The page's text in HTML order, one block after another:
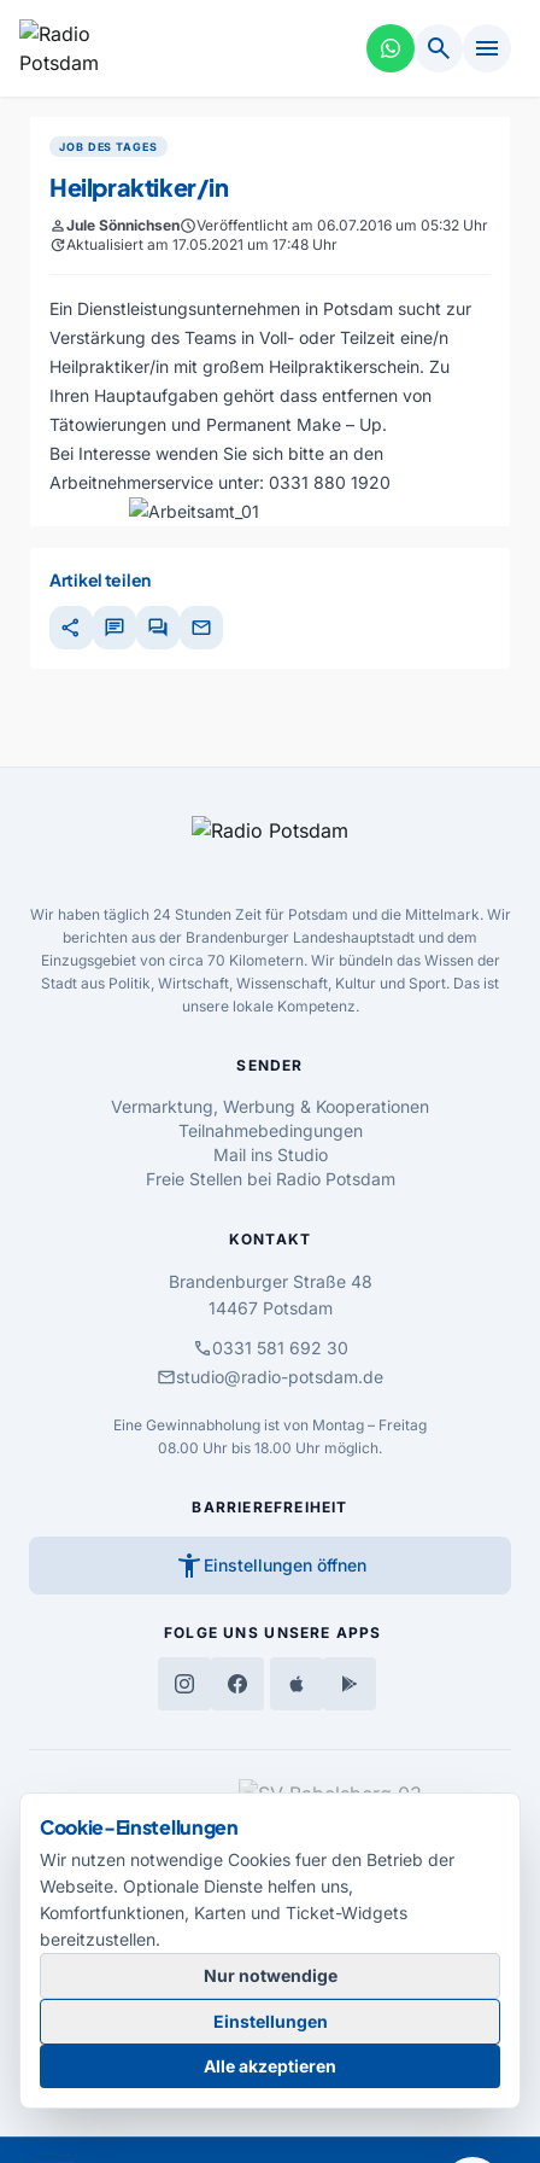
search menu
JOB DES TAGES
Heilpraktiker/in
personJule SönnichsenscheduleVeröffentlicht am 06.07.2016 um 05:32 Uhr
updateAktualisiert am 17.05.2021 um 17:48 Uhr
Ein Dienstleistungsunternehmen in Potsdam sucht zur
Verstärkung des Teams in Voll- oder Teilzeit eine/n
Heilpraktiker/in mit großem Heilpraktikerschein. Zu
Ihren Hauptaufgaben gehört dass entfernen von
Tätowierungen und Permanent Make – Up.
Bei Interesse wenden Sie sich bitte an den
Arbeitnehmerservice unter: 0331 880 1920
Artikel teilen
share chat forum mail
Wir haben täglich 24 Stunden Zeit für Potsdam und die Mittelmark. Wir
berichten aus der Brandenburger Landeshauptstadt und dem
Einzugsgebiet von circa 70 Kilometern. Wir bündeln das Wissen der
Stadt aus Politik, Wirtschaft, Wissenschaft, Kultur und Sport. Das ist
unsere lokale Kompetenz.
SENDER
Vermarktung, Werbung & Kooperationen
Teilnahmebedingungen
Mail ins Studio
Freie Stellen bei Radio Potsdam
KONTAKT
Brandenburger Straße 48
14467 Potsdam
call0331 581 692 30
mailstudio@radio-potsdam.de
Eine Gewinnabholung ist von Montag – Freitag
08.00 Uhr bis 18.00 Uhr möglich.
BARRIEREFREIHEIT
accessibility_new Einstellungen öffnen
FOLGE UNS UNSERE APPS
MEDIENPARTNER
© 2026 Radio Potsdam. Webseite entwickelt durch dieMedienagentur
Babelsberg
BarrierefreiheitserklärungAGBDatenschutzImpressum
Cookie-Einstellungen
Cookie-Einstellungen
Wir nutzen notwendige Cookies fuer den Betrieb der
Webseite. Optionale Dienste helfen uns,
Komfortfunktionen, Karten und Ticket-Widgets
bereitzustellen.
Nur notwendige
Einstellungen
Alle akzeptieren